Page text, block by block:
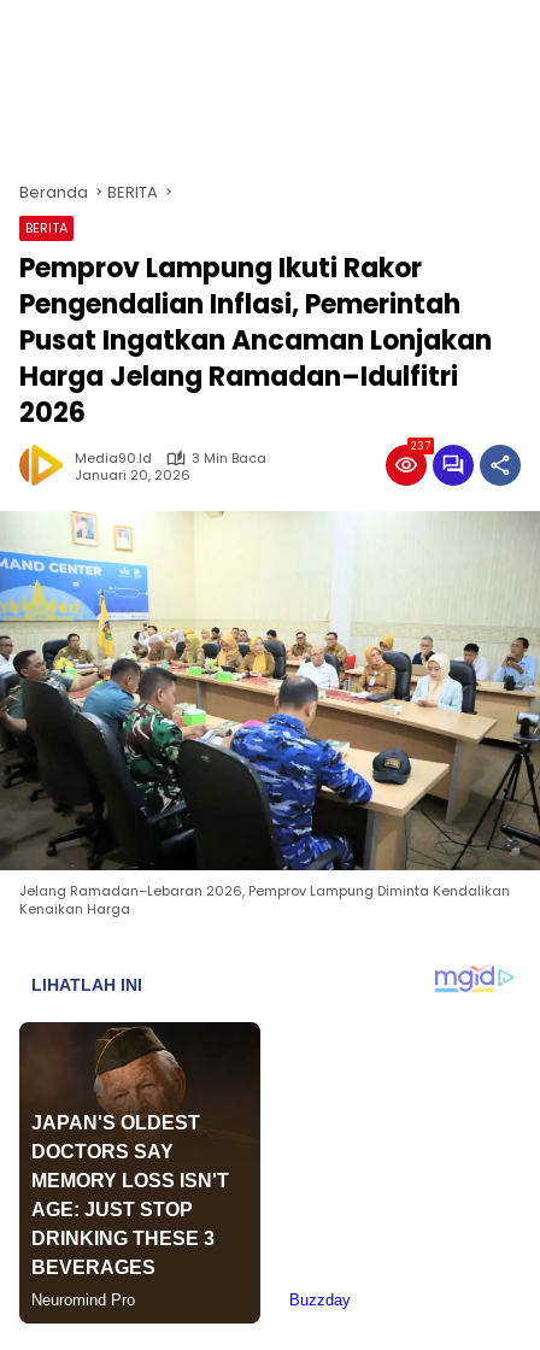
Beranda BERITA
BERITA
Pemprov Lampung Ikuti Rakor
Pengendalian Inflasi, Pemerintah
Pusat Ingatkan Ancaman Lonjakan
Harga Jelang Ramadan–Idulfitri
2026
Media90.id
3 Min Baca
Januari 20, 2026
237
Jelang Ramadan–Lebaran 2026, Pemprov Lampung Diminta Kendalikan
Kenaikan Harga